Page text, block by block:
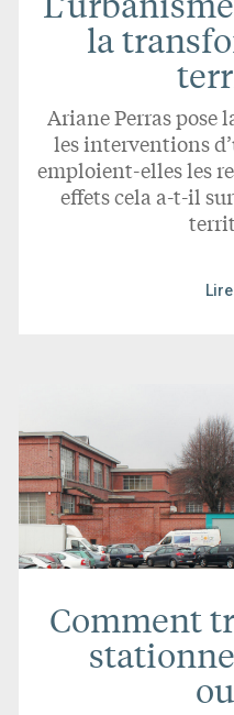
la
Ariane Perras pose
les interventions
emploient-elles les
effets cela a-t-il
Comment